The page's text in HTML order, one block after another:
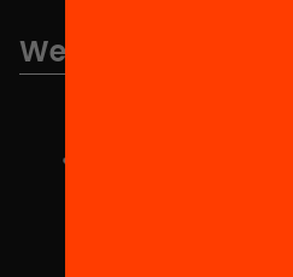
We are part of...